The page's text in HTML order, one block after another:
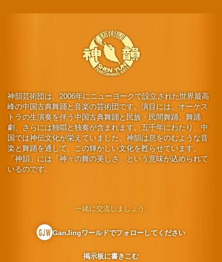
神韻芸術団は、2006年にニューヨークで設立された世界最高
峰の中国古典舞踊と音楽の芸術団です。演目には、オーケス
トラの生演奏を伴う中国古典舞踊と民族・民間舞踊、舞踊
劇、さらには独唱と独奏が含まれます。五千年にわたり、中
国では神伝文化が栄えていました。神韻は息をのむような音
楽と舞踊を通して、この輝かしい文化を甦らせています。
「神韻」には「神々の舞の美しさ」という意味が込められて
いるのです。
一緒に交流しましょう:
GanJingワールドでフォローしてください
掲示板に書きこむ